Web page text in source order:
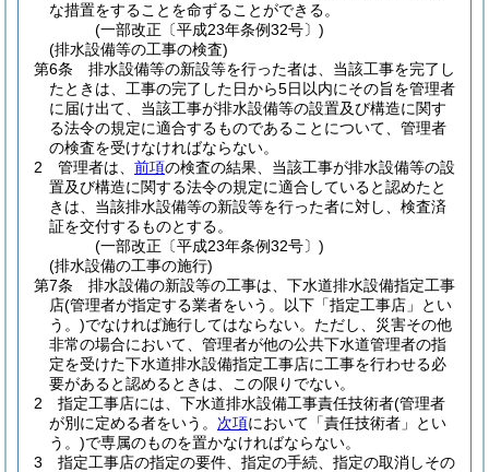
な措置をすることを命ずることができる。
(一部改正〔平成23年条例32号〕)
(排水設備等の工事の検査)
第6条
排水設備等の新設等を行った者は、当該工事を完了し
たときは、工事の完了した日から5日以内にその旨を管理者
に届け出て、当該工事が排水設備等の設置及び構造に関す
る法令の規定に適合するものであることについて、管理者
の検査を受けなければならない。
2
管理者は、 前項の検査の結果、当該工事が排水設備等の設
置及び構造に関する法令の規定に適合していると認めたと
きは、当該排水設備等の新設等を行った者に対し、検査済
証を交付するものとする。
(一部改正〔平成23年条例32号〕)
(排水設備の工事の施行)
第7条
排水設備の新設等の工事は、下水道排水設備指定工事
店(管理者が指定する業者をいう。以下「指定工事店」とい
う。)でなければ施行してはならない。 ただし、災害その他
非常の場合において、管理者が他の公共下水道管理者の指
定を受けた下水道排水設備指定工事店に工事を行わせる必
要があると認めるときは、この限りでない。
2
指定工事店には、下水道排水設備工事責任技術者(管理者
が別に定める者をいう。 次項において「責任技術者」とい
う。)で専属のものを置かなければならない。
3
指定工事店の指定の要件、指定の手続、指定の取消しその